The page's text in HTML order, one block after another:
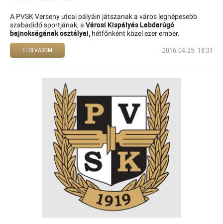
A PVSK Verseny utcai pályáin játszanak a város legnépesebb
szabadidő sportjának, a Városi Kispályás Labdarúgó
bajnokságának osztályai, hétfőnként közel ezer ember.
ELOLVASOM 2016.04.25. 18:31